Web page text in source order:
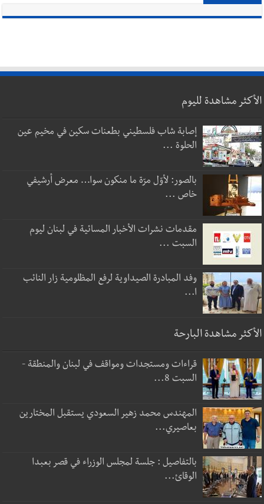
الأكثر مشاهدة لليوم
إصابة شاب فلسطيني بطعنات سكين في مخيم عين
الحلوة ...
بالصور: لأوّل مرّة ما منكون سوا… معرض أرشيفي
خاص ...
مقدمات نشرات الأخبار المسائية في لبنان ليوم
السبت ...
وفد المبادرة الصيداوية لرفع المظلومية زار النائب
ا...
الأكثر مشاهدة البارحة
قراءات ومستجدات ومواقف في لبنان والمنطقة -
السبت 8...
المهندس محمد زهير السعودي يستقبل المختارين
بعاصيري...
بالتفاصيل : جلسة لمجلس الوزراء في قصر بعبدا
الوقائ...